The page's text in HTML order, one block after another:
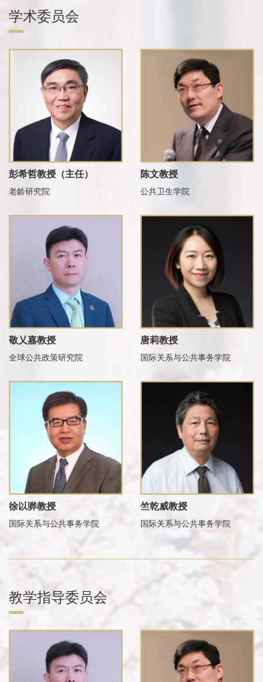
学术委员会
彭希哲教授（主任）
老龄研究院
陈文教授
公共卫生学院
敬乂嘉教授
全球公共政策研究院
唐莉教授
国际关系与公共事务学院
徐以骅教授
国际关系与公共事务学院
竺乾威教授
国际关系与公共事务学院
教学指导委员会